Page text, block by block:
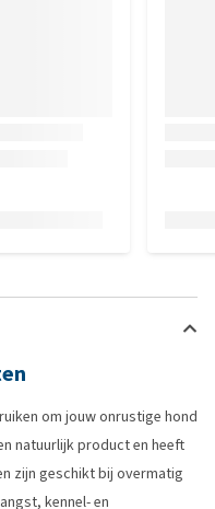
om jouw onrustige hond
natuurlijk product en heeft
zijn geschikt bij overmatig
kennel- en